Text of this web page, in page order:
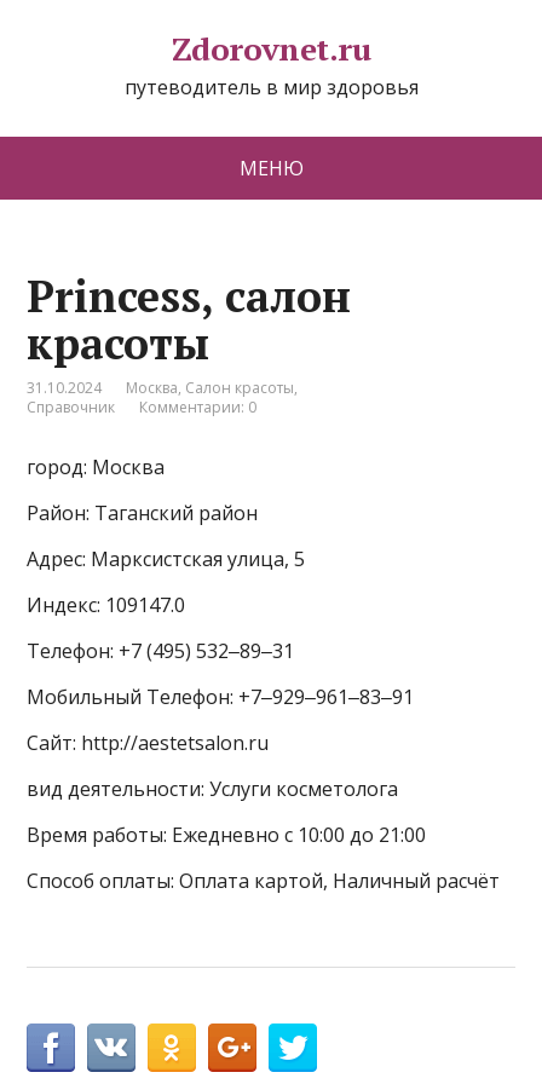
Zdorovnet.ru
путеводитель в мир здоровья
МЕНЮ
Princess, салон
красоты
31.10.2024 Москва, Салон красоты,
Справочник
Комментарии: 0
город: Москва
Район: Таганский район
Адрес: Марксистская улица, 5
Индекс: 109147.0
Телефон: +7 (495) 532‒89‒31
Мобильный Телефон: +7‒929‒961‒83‒91
Сайт: http://aestetsalon.ru
вид деятельности: Услуги косметолога
Время работы: Ежедневно с 10:00 до 21:00
Способ оплаты: Оплата картой, Наличный расчёт